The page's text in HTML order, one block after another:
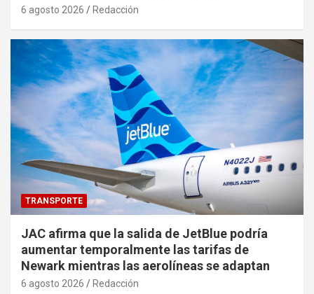
6 agosto 2026 Redacción
TRANSPORTE
JAC afirma que la salida de JetBlue podría
aumentar temporalmente las tarifas de
Newark mientras las aerolíneas se adaptan
6 agosto 2026 Redacción